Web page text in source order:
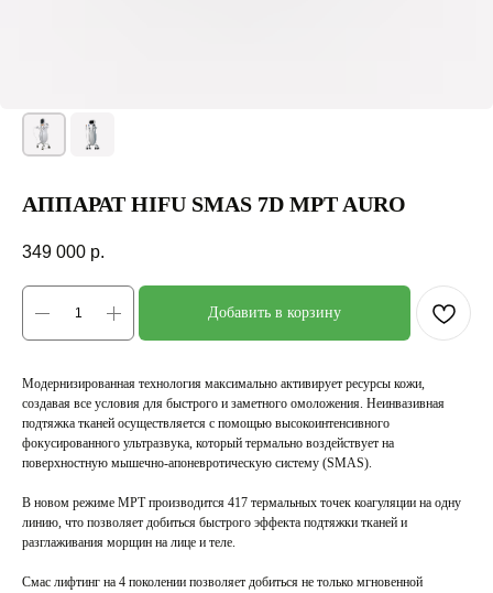
АППАРАТ HIFU SMAS 7D MPT AURO
349 000 р.
Добавить в корзину
Модернизированная технология максимально активирует ресурсы кожи,
создавая все условия для быстрого и заметного омоложения. Неинвазивная
подтяжка тканей осуществляется с помощью высокоинтенсивного
фокусированного ультразвука, который термально воздействует на
поверхностную мышечно-апоневротическую систему (SMAS).
В новом режиме MPT производится 417 термальных точек коагуляции на одну
линию, что позволяет добиться быстрого эффекта подтяжки тканей и
разглаживания морщин на лице и теле.
Смас лифтинг на 4 поколении позволяет добиться не только мгновенной